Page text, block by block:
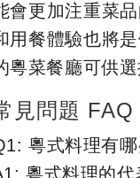
會更加注重菜
用餐體驗也將
粵菜餐廳可供選
見問題 FAQ
粵式料理有
粵式料理的代